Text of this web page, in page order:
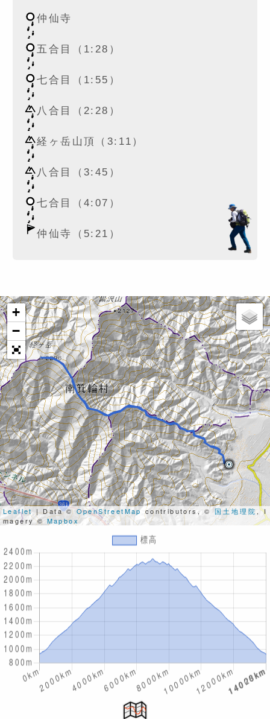
仲仙寺
五合目（1:28）
七合目（1:55）
八合目（2:28）
経ヶ岳山頂（3:11）
八合目（3:45）
七合目（4:07）
仲仙寺（5:21）
+
−
Leaflet| Data © OpenStreetMapcontributors, © 国土地理院 , I
magery © Mapbox